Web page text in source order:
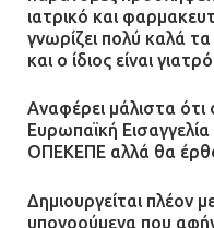
Ένα
πρωινή
09.07.2026 |
Φωτιά
ιατρικό και
γνωρίζει πολύ καλά
και ο ίδιος είναι
Αναφέρει μάλιστα ότι
Ευρωπαϊκή
ΟΠΕΚΕΠΕ αλλά θα
Δημιουργείται πλέον
υπονοούμενα που